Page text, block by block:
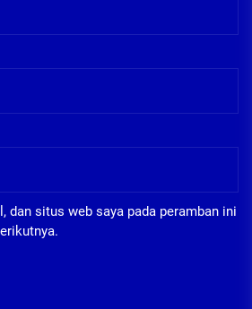
dan situs web saya pada peramban ini